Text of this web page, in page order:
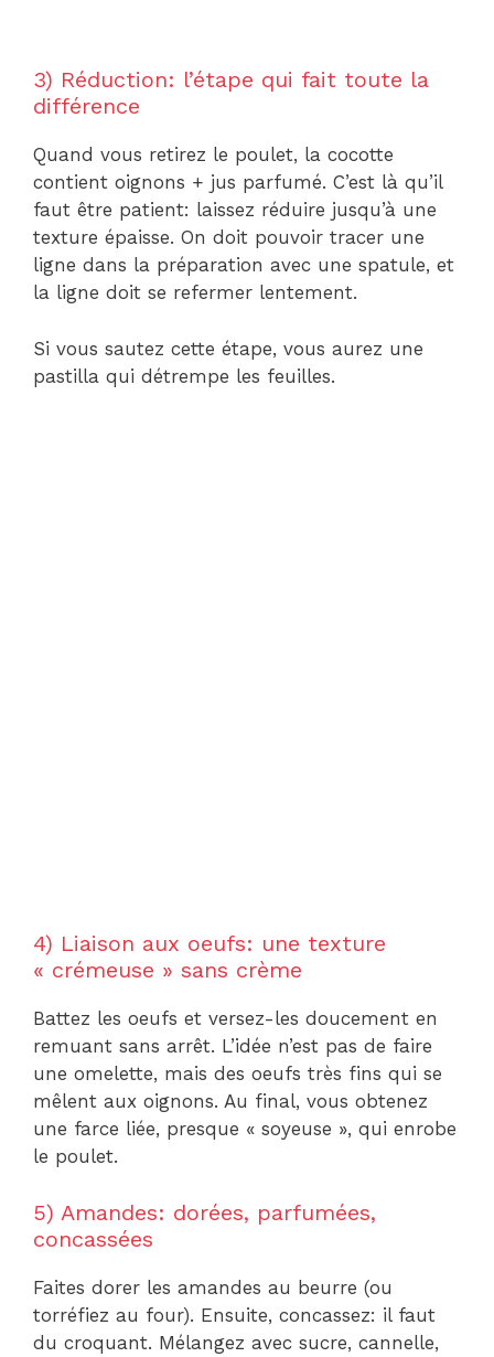
3) Réduction: l’étape qui fait toute la
différence
Quand vous retirez le poulet, la cocotte
contient oignons + jus parfumé. C’est là qu’il
faut être patient: laissez réduire jusqu’à une
texture épaisse. On doit pouvoir tracer une
ligne dans la préparation avec une spatule, et
la ligne doit se refermer lentement.
Si vous sautez cette étape, vous aurez une
pastilla qui détrempe les feuilles.
4) Liaison aux oeufs: une texture
« crémeuse » sans crème
Battez les oeufs et versez-les doucement en
remuant sans arrêt. L’idée n’est pas de faire
une omelette, mais des oeufs très fins qui se
mêlent aux oignons. Au final, vous obtenez
une farce liée, presque « soyeuse », qui enrobe
le poulet.
5) Amandes: dorées, parfumées,
concassées
Faites dorer les amandes au beurre (ou
torréfiez au four). Ensuite, concassez: il faut
du croquant. Mélangez avec sucre, cannelle,